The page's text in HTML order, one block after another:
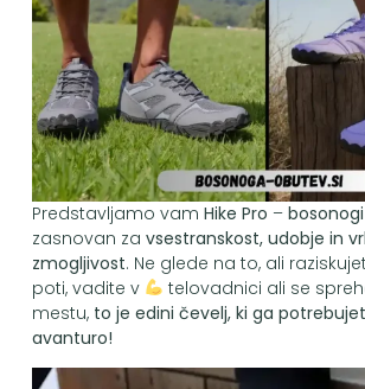
Predstavljamo vam Hike Pro –
zasnovan za vsestranskost, udobje in
zmogljivost. Ne glede na to, ali
poti, vadite v
telovadnici ali se
mestu, to je edini čevelj, ki ga
avanturo!